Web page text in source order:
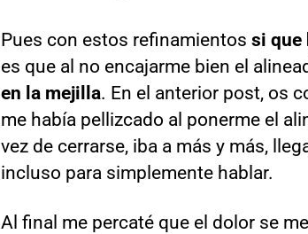
Pues con estos refinamientos si que
es que al no encajarme bien el
en la mejilla. En el anterior post, os
me había pellizcado al ponerme el
vez de cerrarse, iba a más y más,
incluso para simplemente hablar.
Al final me percaté que el dolor se